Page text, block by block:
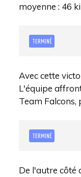
moyenne : 46
TERMINÉ
Avec cette
L'équipe
Team Falcons,
TERMINÉ
De l'autre côté